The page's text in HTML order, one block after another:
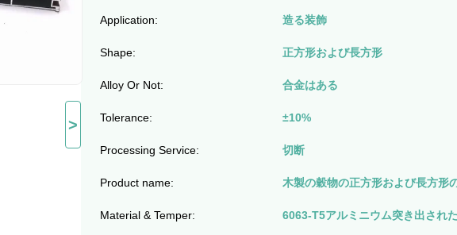
>
Application: 造る装飾
Shape: 正方形および長方形
Alloy Or Not: 合金はある
Tolerance: ±10%
Processing Service: 切断
Product name: 木製の穀物の正方形および長方形
Material & Temper: 6063-T5アルミニウム突き出され